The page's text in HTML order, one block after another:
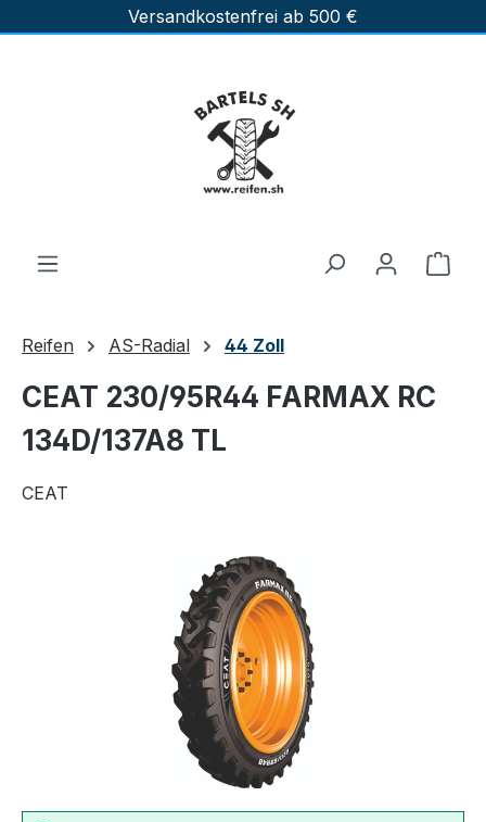
Zum Hauptinhalt springenVersandkostenfrei ab 500 €
Reifen AS-Radial 44 Zoll
CEAT 230/95R44 FARMAX RC
134D/137A8 TL
CEAT
Bildergalerie überspringen